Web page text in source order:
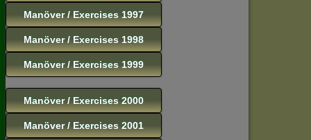
Manöver / Exercises 1997
Manöver / Exercises 1998
Manöver / Exercises 1999
Manöver / Exercises 2000
Manöver / Exercises 2001